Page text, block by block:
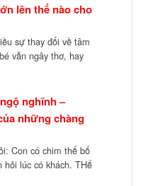
lên thế nào cho
sự thay đổi về tâm
vẫn ngây thơ, hay
nghĩnh –
những chàng
Con có chim thế bố
hỏi lúc có khách. THế